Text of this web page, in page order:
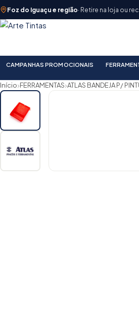
Foz do Iguaçu e região· Retire na loja ou
CAMPANHAS PROMOCIONAIS
Início›FERRAMENTAS›ATLAS BANDEJA P/